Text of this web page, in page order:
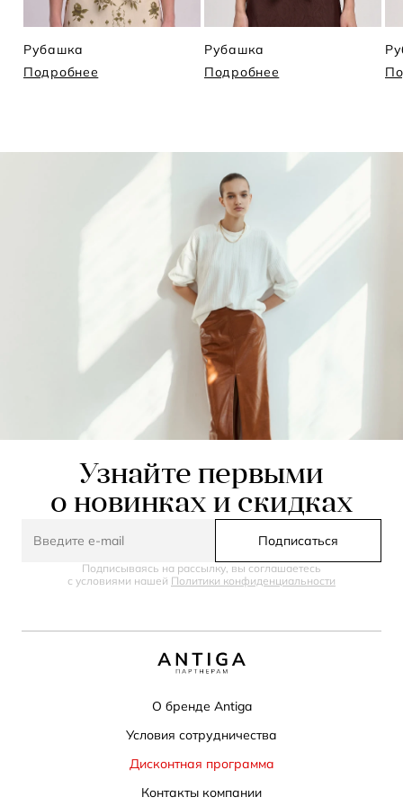
Рубашка
Подробнее
Рубашка
Подробнее
Узнайте первыми
о новинках и скидках
Подписаться
Подписываясь на рассылку, вы соглашаетесь
с условиями нашей Политики конфиденциальности
О бренде Antiga
Условия сотрудничества
Дисконтная программа
Контакты компании